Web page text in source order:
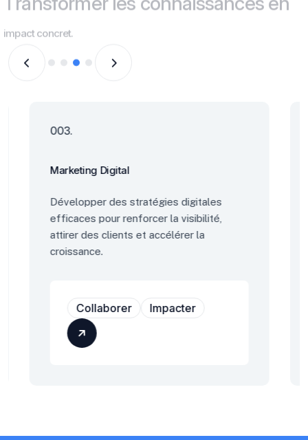
impact concret.
003.
Marketing Digital
Développer des stratégies digitales
efficaces pour renforcer la visibilité,
attirer des clients et accélérer la
croissance.
Collaborer Impacter